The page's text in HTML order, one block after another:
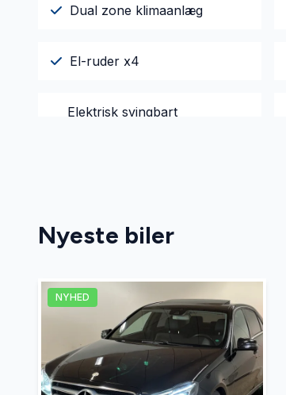
Dual zone klimaanlæg
El-ruder x4
Elektrisk svingbart
Kørecomputer
Lædersæder
Parkeringssensor bagved
SD kortlæser
Nyeste biler
NYHED